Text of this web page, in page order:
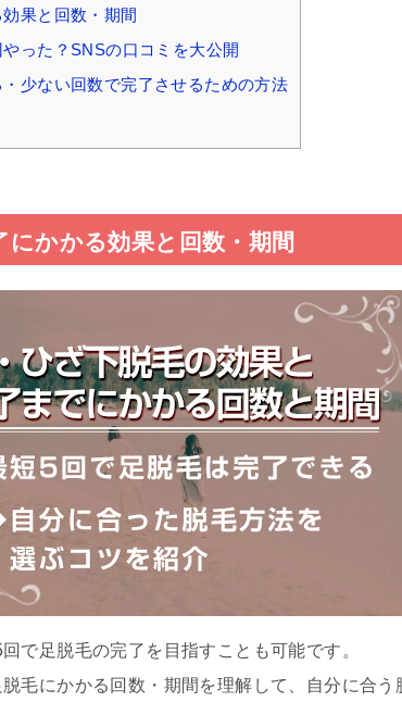
果と回数・期間
った？SNSの口コミを大公開
少ない回数で完了させるための方法
かかる効果と回数・期間
で足脱毛の完了を目指すことも可能です。
毛にかかる回数・期間を理解して、自分に合う